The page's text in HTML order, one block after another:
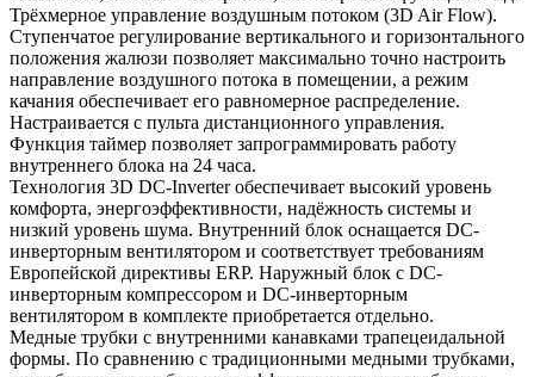
Трёхмерное управление воздушным потоком (3D Air Flow).
Ступенчатое регулирование вертикального и горизонтального
положения жалюзи позволяет максимально точно настроить
направление воздушного потока в помещении, а режим
качания обеспечивает его равномерное распределение.
Настраивается с пульта дистанционного управления.
Функция таймер позволяет запрограммировать работу
внутреннего блока на 24 часа.
Технология 3D DC-Inverter обеспечивает высокий уровень
комфорта, энергоэффективности, надёжность системы и
низкий уровень шума. Внутренний блок оснащается DC-
инверторным вентилятором и соответствует требованиям
Европейской директивы ERP. Наружный блок с DC-
инверторным компрессором и DC-инверторным
вентилятором в комплекте приобретается отдельно.
Медные трубки с внутренними канавками трапецеидальной
формы. По сравнению с традиционными медными трубками,